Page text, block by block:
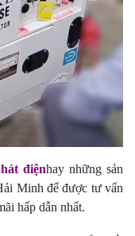
điệnhay những sản
Minh để được tư vấn
hấp dẫn nhất.